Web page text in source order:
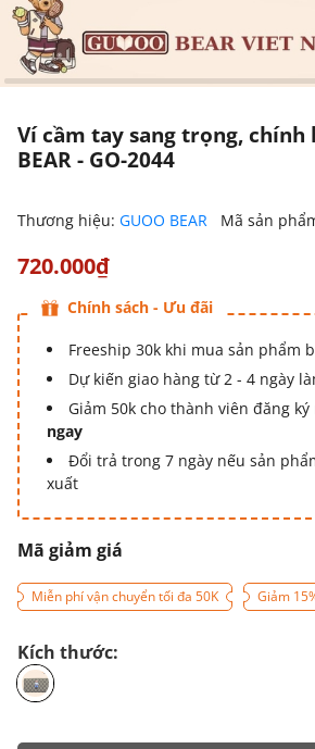
Ví cầm tay sang trọng, chính
BEAR - GO-2044
Thương hiệu: GUOO BEAR Mã sản
720.000₫
Chính sách - Ưu đãi
Freeship 30k khi mua sản phẩm
Dự kiến giao hàng từ 2 - 4 ngày
Giảm 50k cho thành viên đăng ký
ngay
Đổi trả trong 7 ngày nếu sản
xuất
Mã giảm giá
Miễn phí vận chuyển tối đa 50K Giảm
Kích thước: